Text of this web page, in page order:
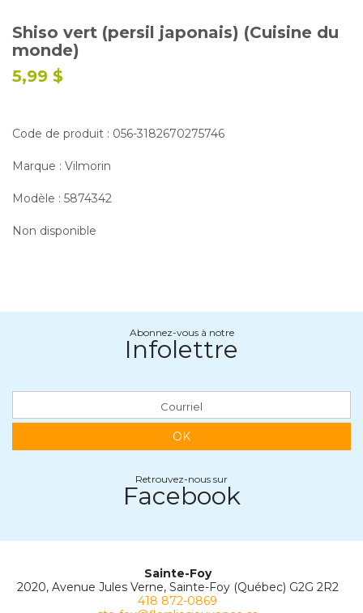
Nous joindre
Shiso vert (persil japonais) (Cuisine du
monde)
5,99 $
Code de produit : 056-3182670275746
Marque : Vilmorin
Modèle : 5874342
Non disponible
Abonnez-vous à notre
Infolettre
OK
Retrouvez-nous sur
Facebook
Sainte-Foy
2020, Avenue Jules Verne, Sainte-Foy (Québec) G2G 2R2
418 872-0869